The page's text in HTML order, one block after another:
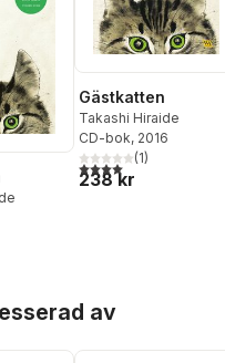
Totalt antal röster:
Gästkatten
Takashi Hiraide
CD-bok, 2016
4,0utav 5 stjärnor.
(1)
238 kr
av